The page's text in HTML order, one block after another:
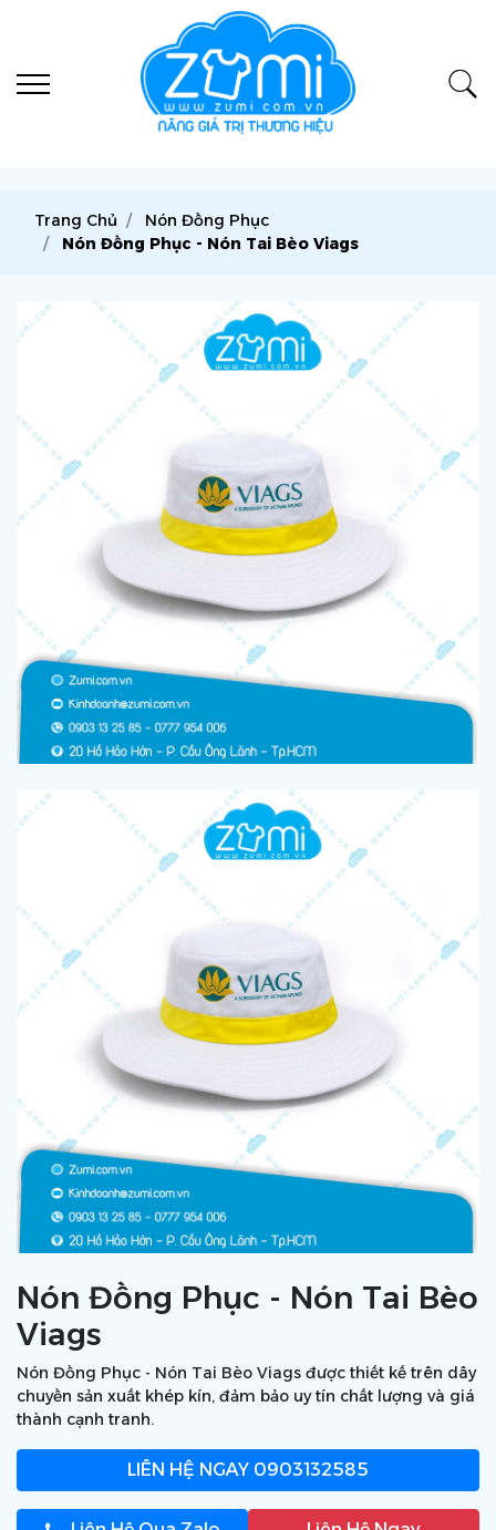
Trang Chủ
Nón Đồng Phục
Nón Đồng Phục - Nón Tai Bèo Viags
Nón Đồng Phục - Nón Tai Bèo
Viags
Nón Đồng Phục - Nón Tai Bèo Viags được thiết kế trên dây
chuyền sản xuất khép kín, đảm bảo uy tín chất lượng và giá
thành cạnh tranh.
LIÊN HỆ NGAY 0903132585